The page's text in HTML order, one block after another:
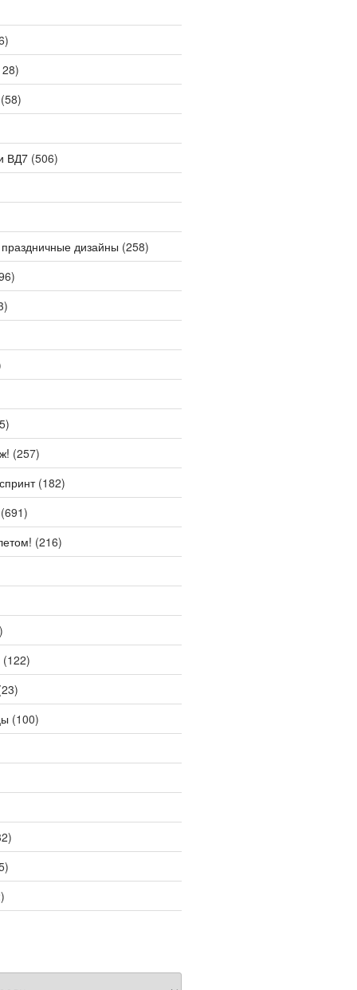
ВД7(506)
дизайны (258)
(257)
(182)
(216)
(122)
(100)